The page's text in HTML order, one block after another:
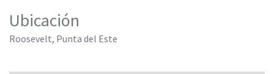
Ubicación
Roosevelt, Punta del Este